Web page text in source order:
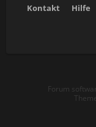
Kontakt Hilfe
Forum